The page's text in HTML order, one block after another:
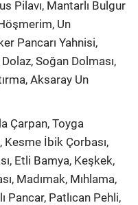
Pilavı, Mantarlı Bulgur
Un
Pancarı Yahnisi,
Soğan Dolması,
Aksaray Un
Çarpan, Toyga
Kesme İbik Çorbası,
Etli Bamya, Keşkek,
Madımak, Mıhlama,
Pancar, Patlıcan Pehli,